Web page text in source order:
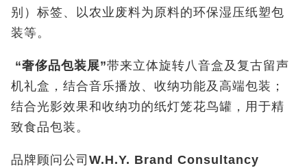
别）标签、以农业废料为原料的环保湿压纸塑包
装等。
“奢侈品包装展”带来立体旋转八音盒及复古留声
机礼盒，结合音乐播放、收纳功能及高端包装；
结合光影效果和收纳功的纸灯笼花鸟罐，用于精
致食品包装。
品牌顾问公司 W.H.Y. Brand Consultancy